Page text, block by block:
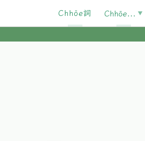
Chhōe詞 Chhōe...